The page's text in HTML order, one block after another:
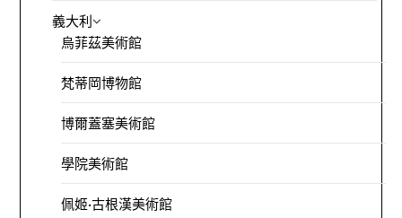
義大利
烏菲茲美術館
梵蒂岡博物館
博爾蓋塞美術館
學院美術館
佩姬·古根漢美術館